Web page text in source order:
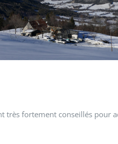
très fortement conseillés pour